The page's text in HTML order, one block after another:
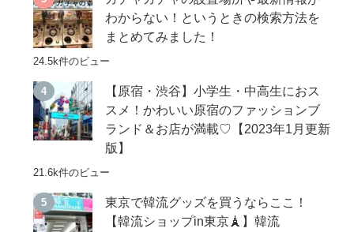
わからない！というときの検索方法を
まとめてみました！
24.5k件のビュー
【原宿・渋谷】小学生・中高生におス
スメ！かわいい原宿のファッションブ
ランド＆お店が満載♡【2023年1月更新
版】
21.6k件のビュー
東京で韓流グッズを買うならここ！
【韓流ショップin東京🗼】韓流